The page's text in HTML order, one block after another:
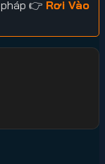
pháp 👉 Rơi Vào